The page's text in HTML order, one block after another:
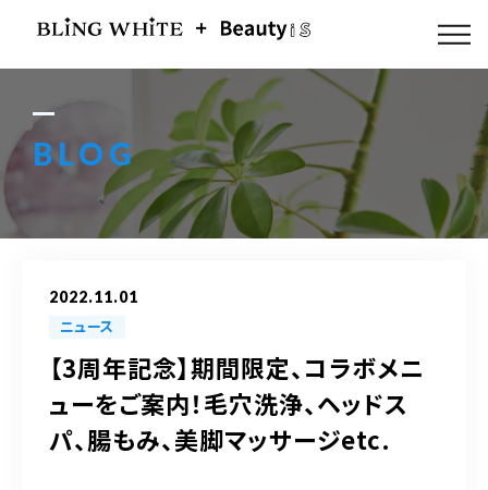
BLOG
2022.11.01
ニュース
【3周年記念】期間限定、コラボメニ
ューをご案内！毛穴洗浄、ヘッドス
パ、腸もみ、美脚マッサージetc.
ABOUT US
FLOW
MENU
ACCESS
Q & A